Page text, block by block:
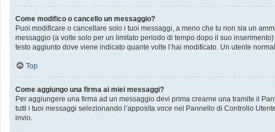
Come modifico o cancello un messaggio?
Puoi modificare o cancellare solo i tuoi messaggi, a meno che tu non sia un
messaggio (a volte solo per un limitato periodo di tempo dopo il suo
testo aggiunto dove viene indicato quante volte l’hai modificato. Un utente
Top
Come aggiungo una firma ai miei messaggi?
Per aggiungere una firma ad un messaggio devi prima crearne una tramite il
tutti i tuoi messaggi selezionando l’apposita voce nel Pannello di Controllo
invio.